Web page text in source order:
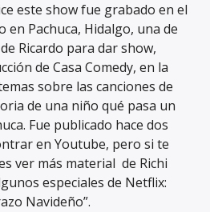
este show fue grabado en el
en Pachuca, Hidalgo, una de
Ricardo para dar show,
de Casa Comedy, en la
sobre las canciones de
de una niño qué pasa un
Fue publicado hace dos
en Youtube, pero si te
ver más material de Richi
especiales de Netflix:
Navideño”.